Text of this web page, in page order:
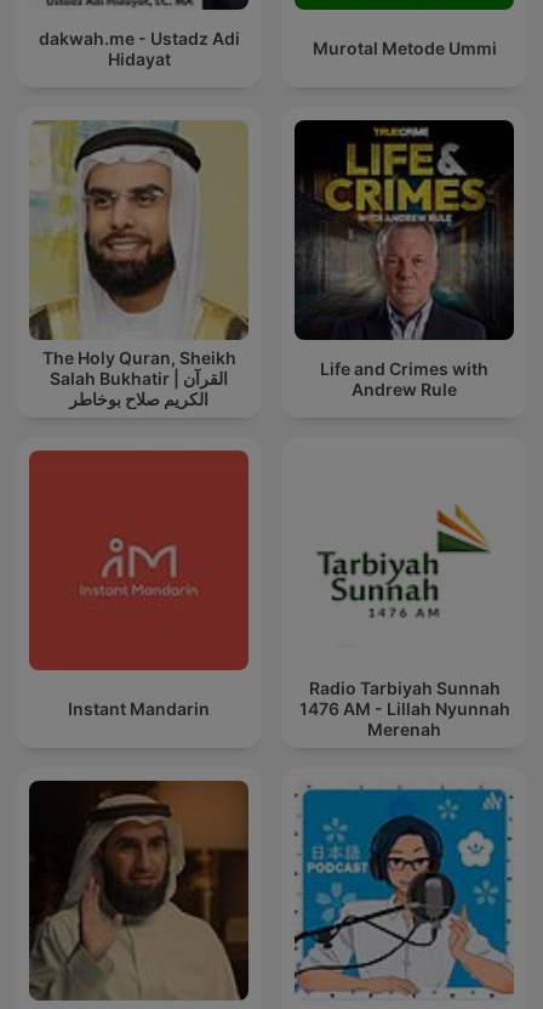
dakwah.me - Ustadz Adi
Hidayat
Murotal Metode Ummi
The Holy Quran, Sheikh
Salah Bukhatir | القرآن
الكريم صلاح بوخاطر
Life and Crimes with
Andrew Rule
Instant Mandarin
Radio Tarbiyah Sunnah
1476 AM - Lillah Nyunnah
Merenah